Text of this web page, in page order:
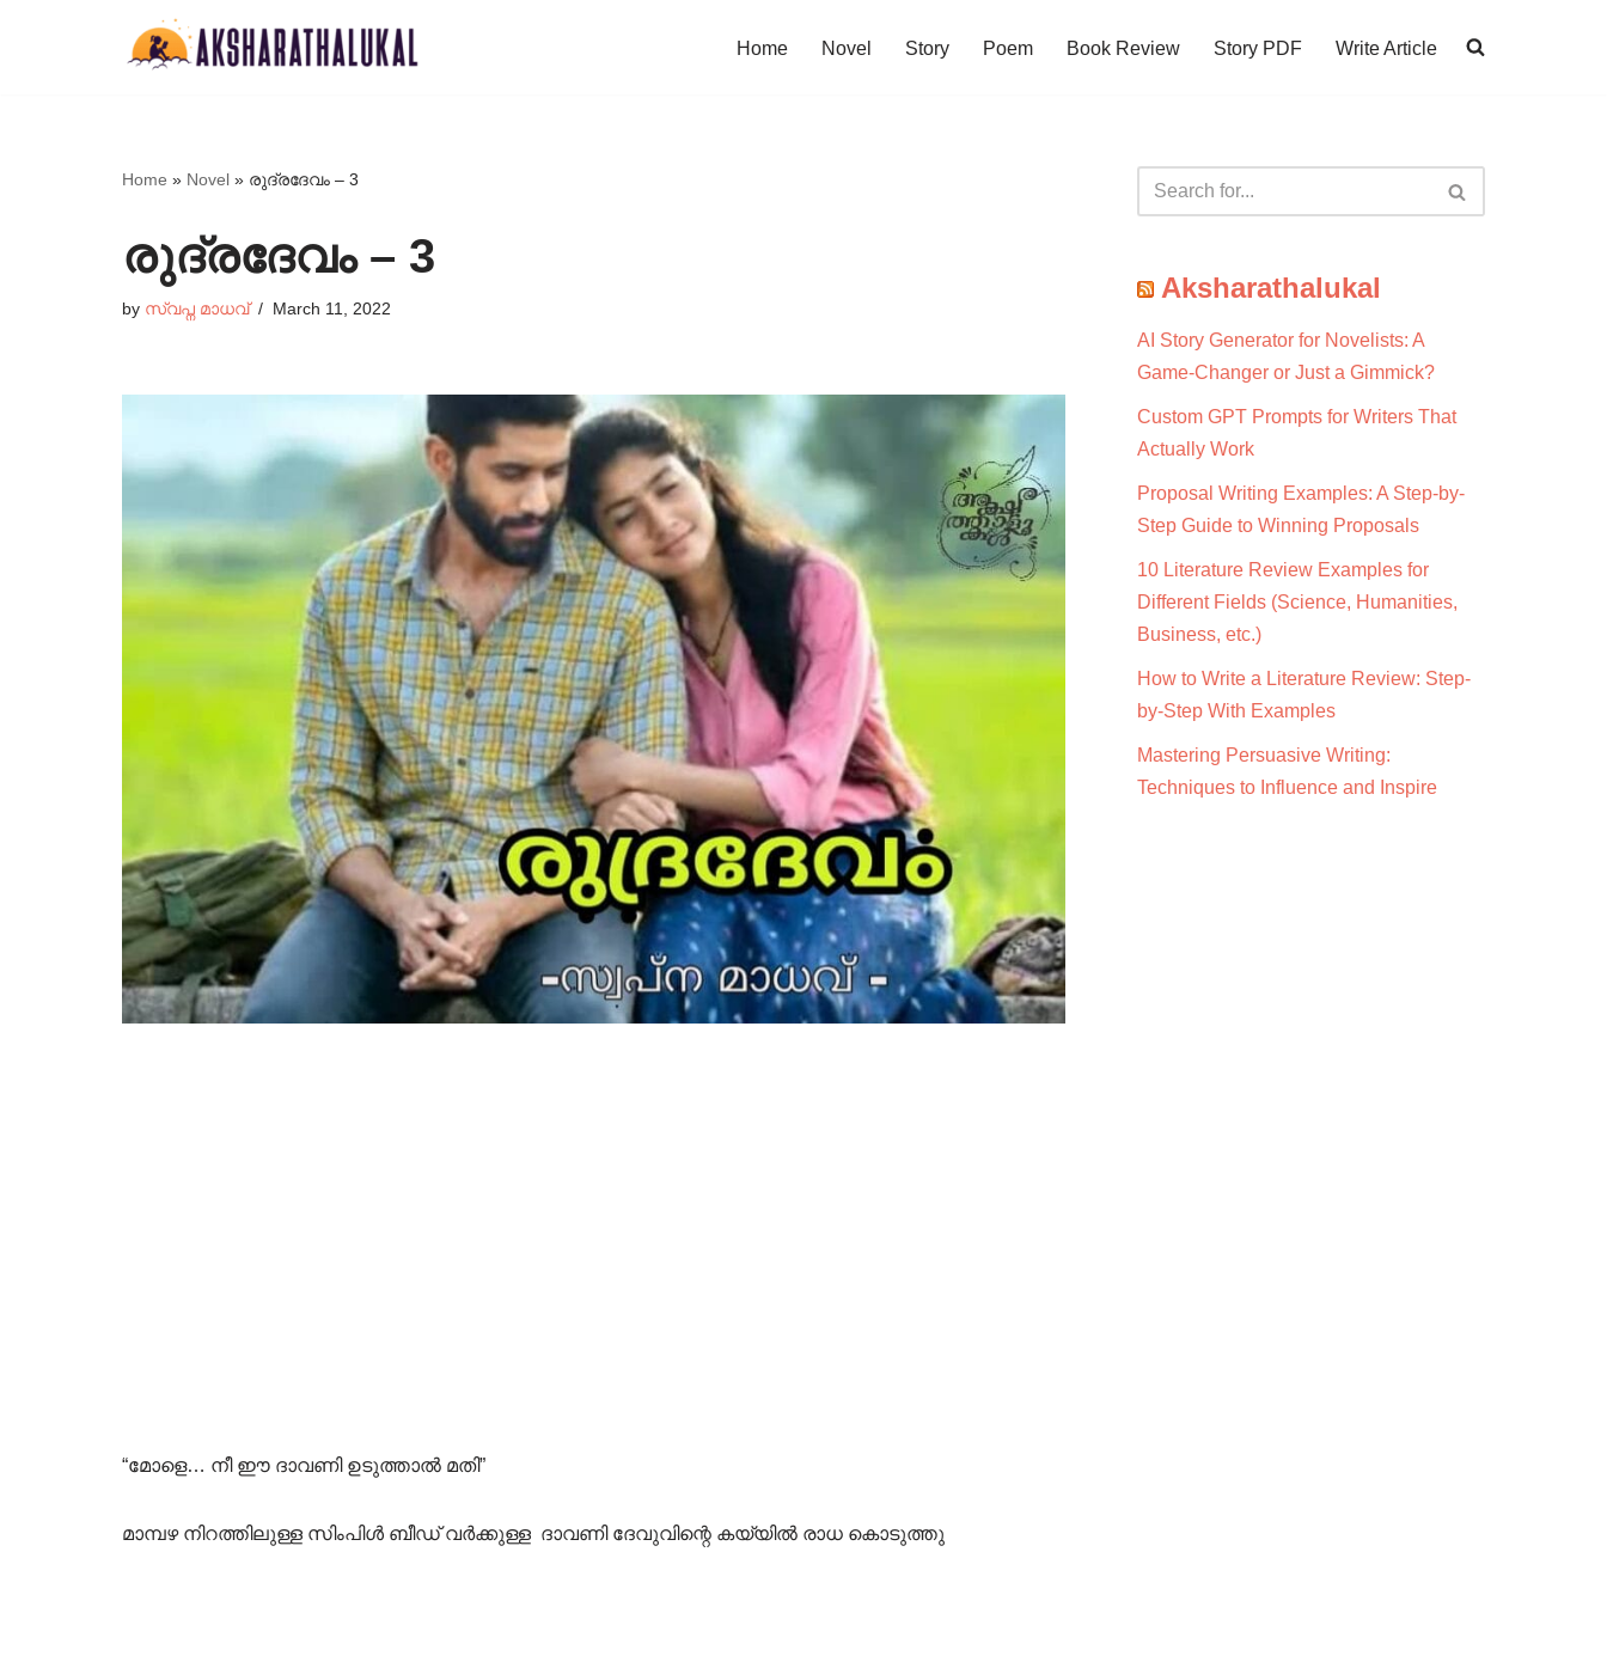
Home Novel Story Poem Book Review Story PDF Write Article
Home » Novel » രുദ്രദേവം – 3
രുദ്രദേവം – 3
by സ്വപ്ന മാധവ് March 11, 2022
“മോളെ… നീ ഈ ദാവണി ഉടുത്താൽ മതി”
മാമ്പഴ നിറത്തിലുള്ള സിംപിൾ ബീഡ്‌ വർക്കുള്ള ദാവണി ദേവുവിന്റെ കയ്യിൽ രാധ കൊടുത്തു
Aksharathalukal
AI Story Generator for Novelists: A
Game-Changer or Just a Gimmick?
Custom GPT Prompts for Writers That
Actually Work
Proposal Writing Examples: A Step-by-
Step Guide to Winning Proposals
10 Literature Review Examples for
Different Fields (Science, Humanities,
Business, etc.)
How to Write a Literature Review: Step-
by-Step With Examples
Mastering Persuasive Writing:
Techniques to Influence and Inspire